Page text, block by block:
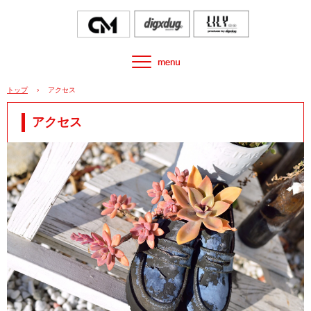
トップ › アクセス
アクセス